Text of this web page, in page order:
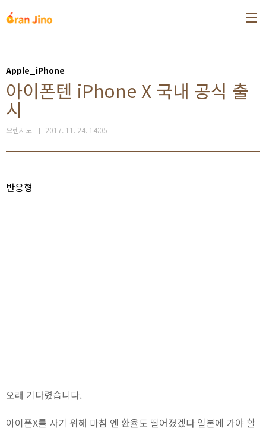
Apple_iPhone
아이폰텐 iPhone X 국내 공식 출
시
오렌지노 2017. 11. 24. 14:05
반응형
오래 기다렸습니다.
아이폰X를 사기 위해 마침 엔 환율도 떨어졌겠다 일본에 가야 할